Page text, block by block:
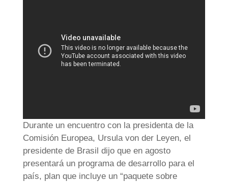
Durante un encuentro con la presidenta de la
Comisión Europea, Ursula von der Leyen, el
presidente de Brasil dijo que en agosto
presentará un programa de desarrollo para el
país, plan que incluye un “paquete sobre